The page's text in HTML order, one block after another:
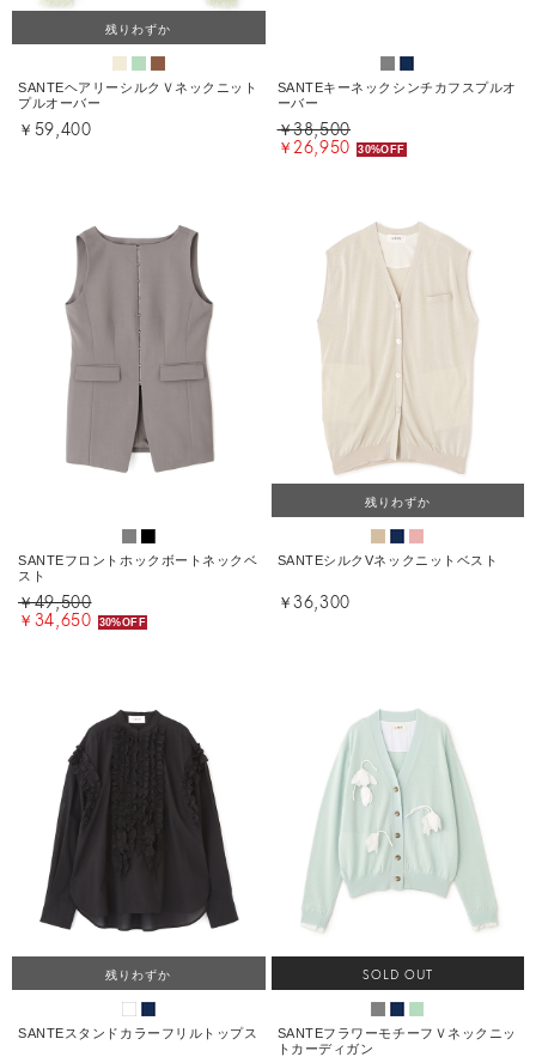
残りわずか
SANTEヘアリーシルクＶネックニット
プルオーバー
￥59,400
SANTEキーネックシンチカフスプルオ
ーバー
￥38,500
￥26,950 30%OFF
SANTEフロントホックボートネックベ
スト
￥49,500
￥34,650 30%OFF
残りわずか
SANTEシルクVネックニットベスト
￥36,300
残りわずか
SANTEスタンドカラーフリルトップス
SOLD OUT
SANTEフラワーモチーフＶネックニッ
トカーディガン